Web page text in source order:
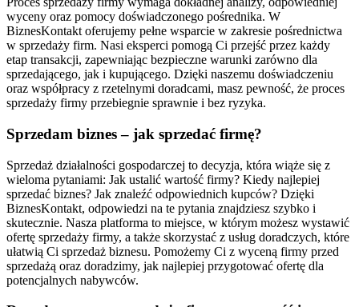
wyceny oraz pomocy doświadczonego pośrednika. W
BiznesKontakt oferujemy pełne wsparcie w zakresie pośrednictwa
w sprzedaży firm. Nasi eksperci pomogą Ci przejść przez każdy
etap transakcji, zapewniając bezpieczne warunki zarówno dla
sprzedającego, jak i kupującego. Dzięki naszemu doświadczeniu
oraz współpracy z rzetelnymi doradcami, masz pewność, że proces
sprzedaży firmy przebiegnie sprawnie i bez ryzyka.
Sprzedam biznes – jak sprzedać firmę?
Sprzedaż działalności gospodarczej to decyzja, która wiąże się z
wieloma pytaniami: Jak ustalić wartość firmy? Kiedy najlepiej
sprzedać biznes? Jak znaleźć odpowiednich kupców? Dzięki
BiznesKontakt, odpowiedzi na te pytania znajdziesz szybko i
skutecznie. Nasza platforma to miejsce, w którym możesz wystawić
ofertę sprzedaży firmy, a także skorzystać z usług doradczych, które
ułatwią Ci sprzedaż biznesu. Pomożemy Ci z wyceną firmy przed
sprzedażą oraz doradzimy, jak najlepiej przygotować ofertę dla
potencjalnych nabywców.